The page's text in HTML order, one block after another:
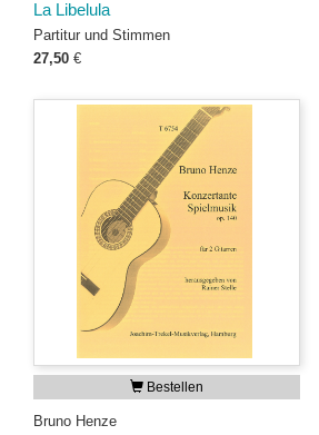
La Libelula
Partitur und Stimmen
27,50 €
Bestellen
Bruno Henze